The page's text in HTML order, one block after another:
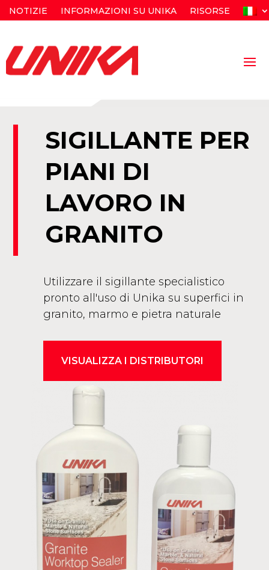
NOTIZIE INFORMAZIONI SU UNIKA RISORSE
SIGILLANTE PER
PIANI DI
LAVORO IN
GRANITO
Utilizzare il sigillante specialistico
pronto all'uso di Unika su superfici in
granito, marmo e pietra naturale
VISUALIZZA I DISTRIBUTORI